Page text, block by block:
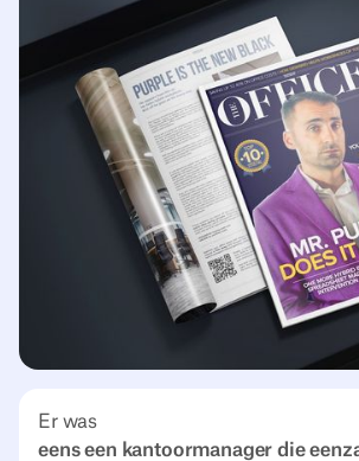
Er was
eens een kantoormanager die